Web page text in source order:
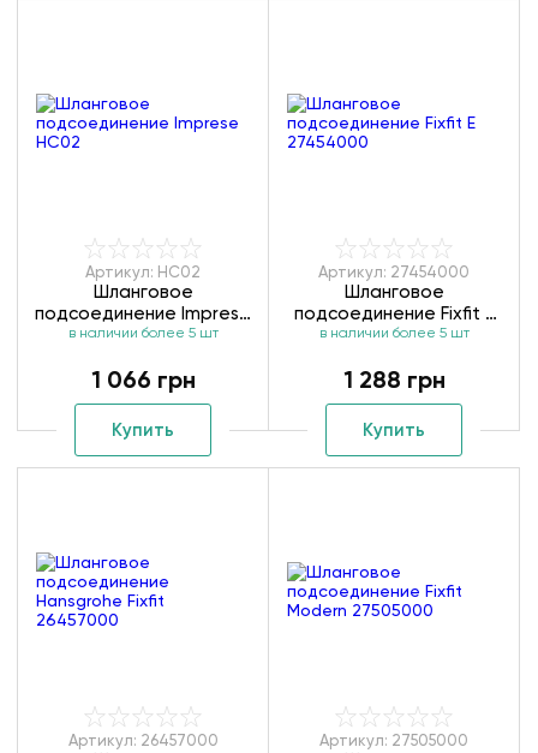
Артикул: HC02
Шланговое
подсоединение Imprese
HC02
в наличии более 5 шт
1 066 грн
Купить
Артикул: 27454000
Шланговое
подсоединение Fixfit E
27454000
в наличии более 5 шт
1 288 грн
Купить
Артикул: 26457000 Артикул: 27505000